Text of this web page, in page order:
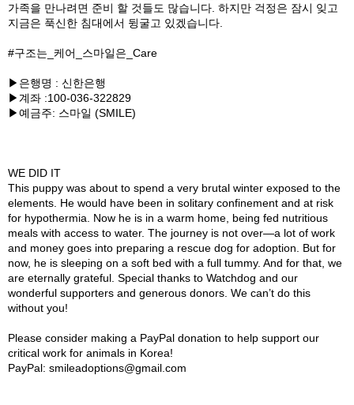
가족을 만나려면 준비 할 것들도 많습니다. 하지만 걱정은 잠시 잊고
지금은 푹신한 침대에서 뒹굴고 있겠습니다.
#구조는_케어_스마일은_Care
▶은행명 : 신한은행
▶계좌 :100-036-322829
▶예금주: 스마일 (SMILE)
WE DID IT
This puppy was about to spend a very brutal winter exposed to the
elements. He would have been in solitary confinement and at risk
for hypothermia. Now he is in a warm home, being fed nutritious
meals with access to water. The journey is not over—a lot of work
and money goes into preparing a rescue dog for adoption. But for
now, he is sleeping on a soft bed with a full tummy. And for that, we
are eternally grateful. Special thanks to Watchdog and our
wonderful supporters and generous donors. We can’t do this
without you!
Please consider making a PayPal donation to help support our
critical work for animals in Korea!
PayPal: smileadoptions@gmail.com